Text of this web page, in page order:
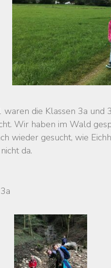
die Klassen 3a
Wir haben im Wald
wieder gesucht, wie
da.